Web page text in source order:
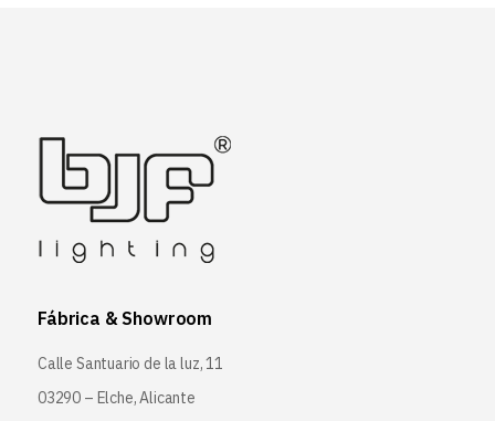
Fábrica & Showroom
Calle Santuario de la luz, 11
03290 – Elche, Alicante